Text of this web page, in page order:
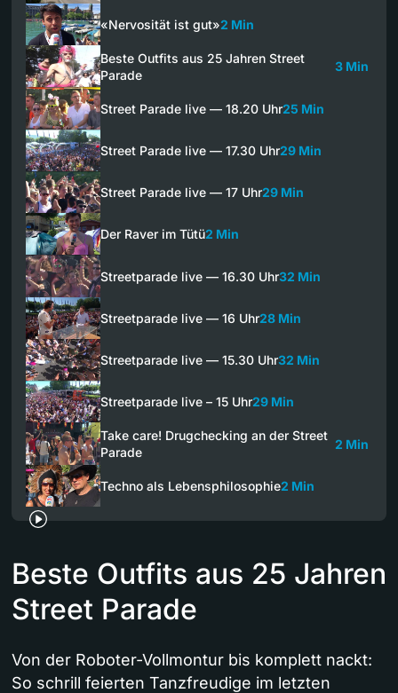
«Nervosität ist gut»2 Min
Beste Outfits aus 25 Jahren Street
Parade
3 Min
Street Parade live — 18.20 Uhr25 Min
Street Parade live — 17.30 Uhr29 Min
Street Parade live — 17 Uhr29 Min
Der Raver im Tütü2 Min
Streetparade live — 16.30 Uhr32 Min
Streetparade live — 16 Uhr28 Min
Streetparade live — 15.30 Uhr32 Min
Streetparade live – 15 Uhr29 Min
Take care! Drugchecking an der Street
Parade
2 Min
Techno als Lebensphilosophie2 Min
Beste Outfits aus 25 Jahren
Street Parade
Von der Roboter-Vollmontur bis komplett nackt:
So schrill feierten Tanzfreudige im letzten